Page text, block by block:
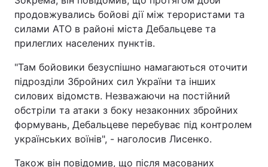
продовжувались бойові дії між терористами та
силами АТО в районі міста Дебальцеве та
прилеглих населених пунктів.
"Там бойовики безуспішно намагаються оточити
підрозділи Збройних сил України та інших
силових відомств. Незважаючи на постійний
обстріли та атаки з боку незаконних збройних
формувань, Дебальцеве перебуває під контролем
українських воїнів", - наголосив Лисенко.
Також він повідомив, що після масованих